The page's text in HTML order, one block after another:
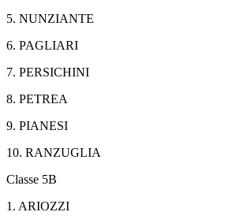
5. NUNZIANTE
6. PAGLIARI
7. PERSICHINI
8. PETREA
9. PIANESI
10. RANZUGLIA
Classe 5B
1. ARIOZZI